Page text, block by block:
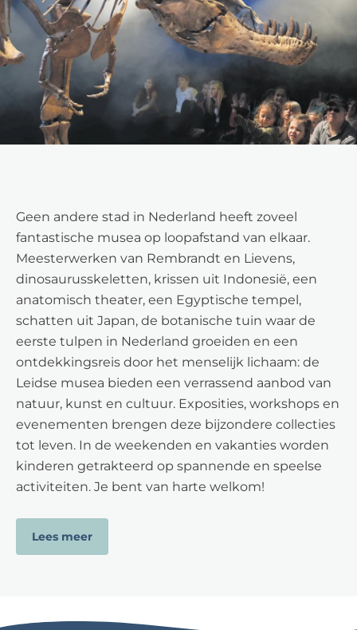
Geen andere stad in Nederland heeft zoveel
fantastische musea op loopafstand van elkaar.
Meesterwerken van Rembrandt en Lievens,
dinosaurusskeletten, krissen uit Indonesië, een
anatomisch theater, een Egyptische tempel,
schatten uit Japan, de botanische tuin waar de
eerste tulpen in Nederland groeiden en een
ontdekkingsreis door het menselijk lichaam: de
Leidse musea bieden een verrassend aanbod van
natuur, kunst en cultuur. Exposities, workshops en
evenementen brengen deze bijzondere collecties
tot leven. In de weekenden en vakanties worden
kinderen getrakteerd op spannende en speelse
activiteiten. Je bent van harte welkom!
Lees meer